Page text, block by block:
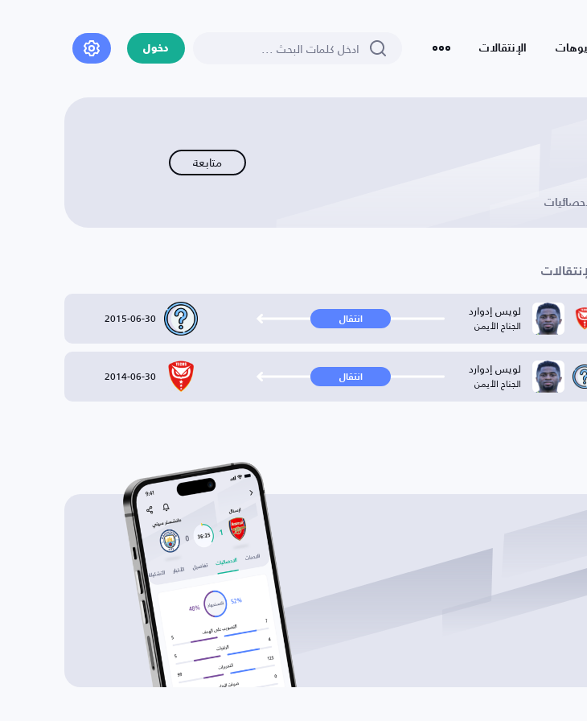
الإنتقالات دخول
متابعة
لويس إدوارد
الجناح الأيمن انتقال 2015-06-30
لويس إدوارد
الجناح الأيمن انتقال 2014-06-30